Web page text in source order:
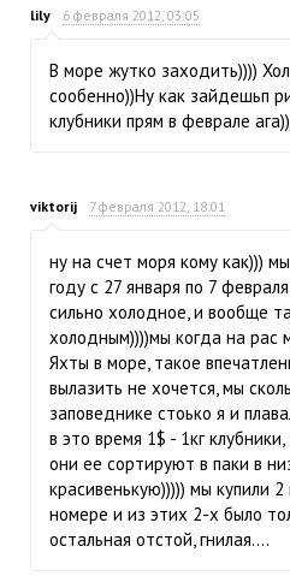
lily 6 февраля 2012, 03:05
В море жутко заходить))))
сообенно))Ну как зайдешьп
клубники прям в феврале
viktorij 7 февраля 2012, 18:01
ну на счет моря кому как)))
году с 27 января по 7
сильно холодное, и вообще
холодным))))мы когда на рас
Яхты в море, такое
вылазить не хочется, мы
заповеднике стоько я и
в это время 1$ - 1кг
они ее сортируют в паки в
красивенькую))))) мы купили
номере и из этих 2-х было
остальная отстой, гнилая....